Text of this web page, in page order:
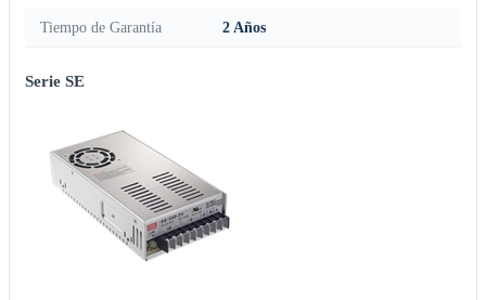
Tiempo de Garantía 2 Años
Serie SE